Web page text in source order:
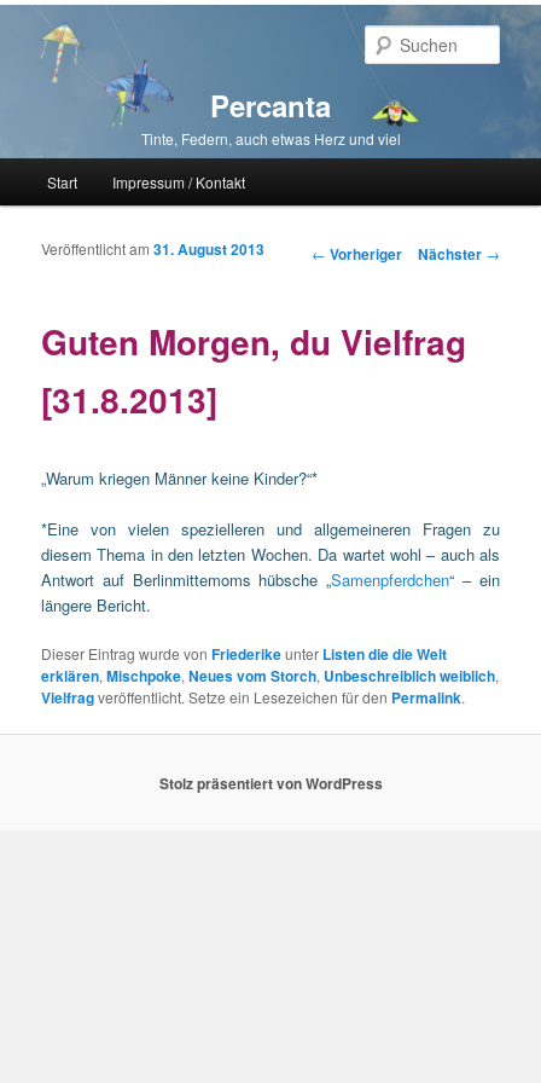
Percanta
Tinte, Federn, auch etwas Herz und viel
Zum primären Inhalt springen
Zum sekundären Inhalt springen
Start Impressum / Kontakt
Beitragsnavigation
← Vorheriger Nächster →
Guten Morgen, du Vielfrag
[31.8.2013]
Veröffentlicht am31. August 2013
„Warum kriegen Männer keine Kinder?“*
*Eine von vielen spezielleren und allgemeineren Fragen zu
diesem Thema in den letzten Wochen. Da wartet wohl – auch als
Antwort auf Berlinmittemoms hübsche „Samenpferdchen“ – ein
längere Bericht.
Dieser Eintrag wurde vonFriederikeunter Listen die die Welt
erklären,Mischpoke,Neues vom Storch, Unbeschreiblich weiblich,
Vielfragveröffentlicht. Setze ein Lesezeichen für den Permalink.
Stolz präsentiert von WordPress